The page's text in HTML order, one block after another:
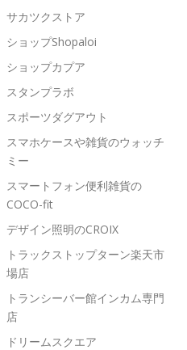
サカツクストア
ショップShopaloi
ショップカプア
スタンプラボ
スポーツダグアウト
スマホケースや雑貨のウォッチ
ミー
スマートフォン便利雑貨の
COCO-fit
デザイン照明のCROIX
トラックストップターン楽天市
場店
トランシーバー館インカム専門
店
ドリームスクエア